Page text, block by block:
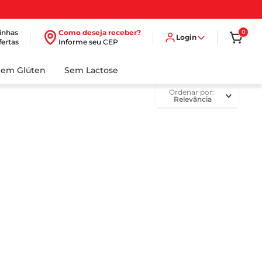
Como deseja receber?
Informe seu CEP
Login
0
Glúten Sem Lactose
ordenar por
Relevância